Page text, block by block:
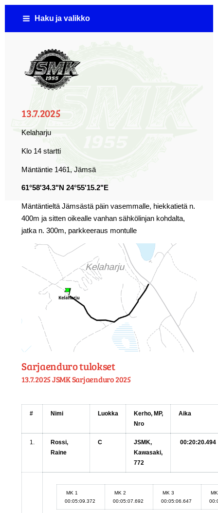
Siirry
Haku ja valikko
Jämsän Seudun Moottorikerho ( JSMK )
13.7.2025
Kelaharju
Klo 14 startti
Mäntäntie 1461, Jämsä
61°58'34.3"N 24°55'15.2"E
Mäntäntieltä Jämsästä päin vasemmalle, hiekkatietä n.
400m ja sitten oikealle vanhan sähkölinjan kohdalta,
jatka n. 300m, parkkeeraus montulle
Sarjaenduro tulokset
13.7.2025 JSMK Sarjaenduro 2025
# Nimi Luokka
Kerho, MP,
Nro
Aika
1.
Rossi,
Raine
C
JSMK,
Kawasaki,
772
00:20:20.494
MK 1
00:05:09.372
MK 2
00:05:07.692
MK 3
00:05:06.647